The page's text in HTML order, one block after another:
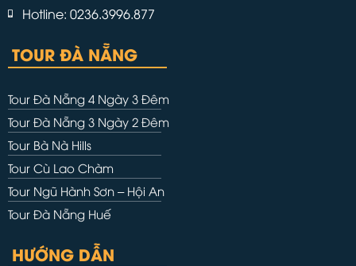
Hotline: 0236.3996.877
TOUR ĐÀ NẴNG
Tour Đà Nẵng 4 Ngày 3 Đêm
Tour Đà Nẵng 3 Ngày 2 Đêm
Tour Bà Nà Hills
Tour Cù Lao Chàm
Tour Ngũ Hành Sơn – Hội An
Tour Đà Nẵng Huế
HƯỚNG DẪN